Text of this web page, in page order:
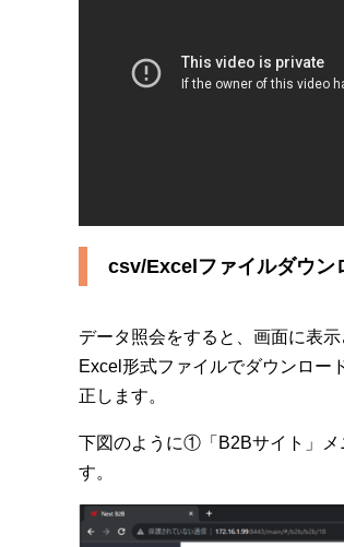
csv/Excelファイルダウン
データ照会をすると、画面に表
Excel形式ファイルでダウンロー
正します。
下図のように①「B2Bサイト」
す。